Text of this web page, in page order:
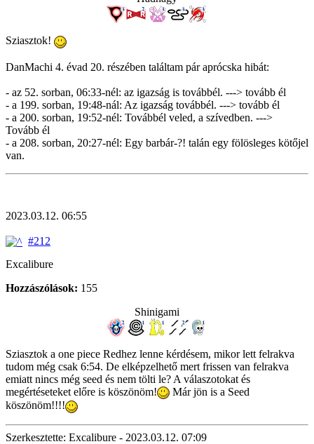
Sziasztok!
DanMachi 4. évad 20. részében találtam pár aprócska hibát:
- az 52. sorban, 06:33-nél: az igazság is továbbél. ---> tovább él
- a 199. sorban, 19:48-nál: Az igazság továbbél. ---> tovább él
- a 200. sorban, 19:52-nél: Továbbél veled, a szívedben. --->
Tovább él
- a 208. sorban, 20:27-nél: Egy barbár-?! talán egy fölösleges kötőjel
van.
2023.03.12. 06:55
#212
Excalibure
Hozzászólások: 155
Shinigami
Sziasztok a one piece Redhez lenne kérdésem, mikor lett felrakva
tudom még csak 6:54. De elképzelhető mert frissen van felrakva
emiatt nincs még seed és nem tölti le? A válaszotokat és
megértéseteket előre is köszönöm!
Már jön is a Seed
köszönöm!!!!
Szerkesztette: Excalibure - 2023.03.12. 07:09